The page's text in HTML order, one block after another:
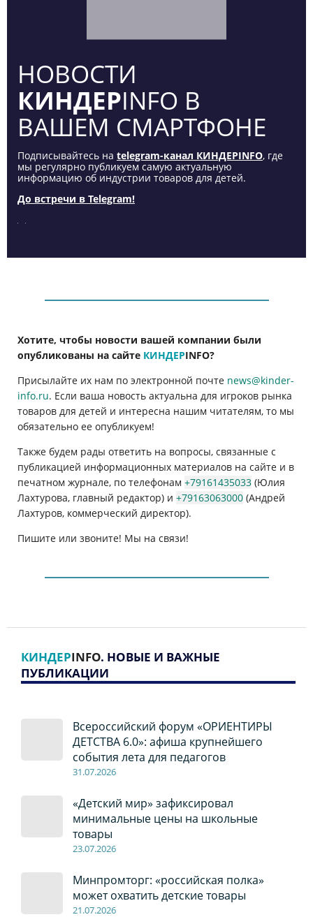
НОВОСТИ
КИНДЕРINFO В
ВАШЕМ СМАРТФОНЕ
Подписывайтесь на telegram-канал КИНДЕРINFO, где
мы регулярно публикуем самую актуальную
информацию об индустрии товаров для детей.
До встречи в Telegram!
Хотите, чтобы новости вашей компании были
опубликованы на сайте КИНДЕРINFO?
Присылайте их нам по электронной почте news@kinder-
info.ru. Если ваша новость актуальна для игроков рынка
товаров для детей и интересна нашим читателям, то мы
обязательно ее опубликуем!
Также будем рады ответить на вопросы, связанные с
публикацией информационных материалов на сайте и в
печатном журнале, по телефонам +79161435033 (Юлия
Лахтурова, главный редактор) и +79163063000 (Андрей
Лахтуров, коммерческий директор).
Пишите или звоните! Мы на связи!
КИНДЕРINFO. НОВЫЕ И ВАЖНЫЕ
ПУБЛИКАЦИИ
Всероссийский форум «ОРИЕНТИРЫ
ДЕТСТВА 6.0»: афиша крупнейшего
события лета для педагогов
31.07.2026
«Детский мир» зафиксировал
минимальные цены на школьные
товары
23.07.2026
Минпромторг: «российская полка»
может охватить детские товары
21.07.2026